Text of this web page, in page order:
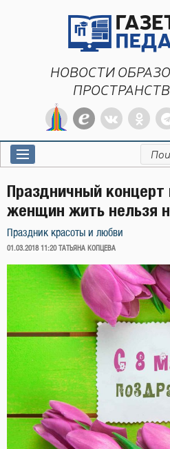
НОВОСТИ
Праздничный
женщин жить нельзя
Праздник красоты и любви
ОПУБЛИКОВАНО
01.03.2018 11:20 ТАТЬЯНА КОПЦЕВА